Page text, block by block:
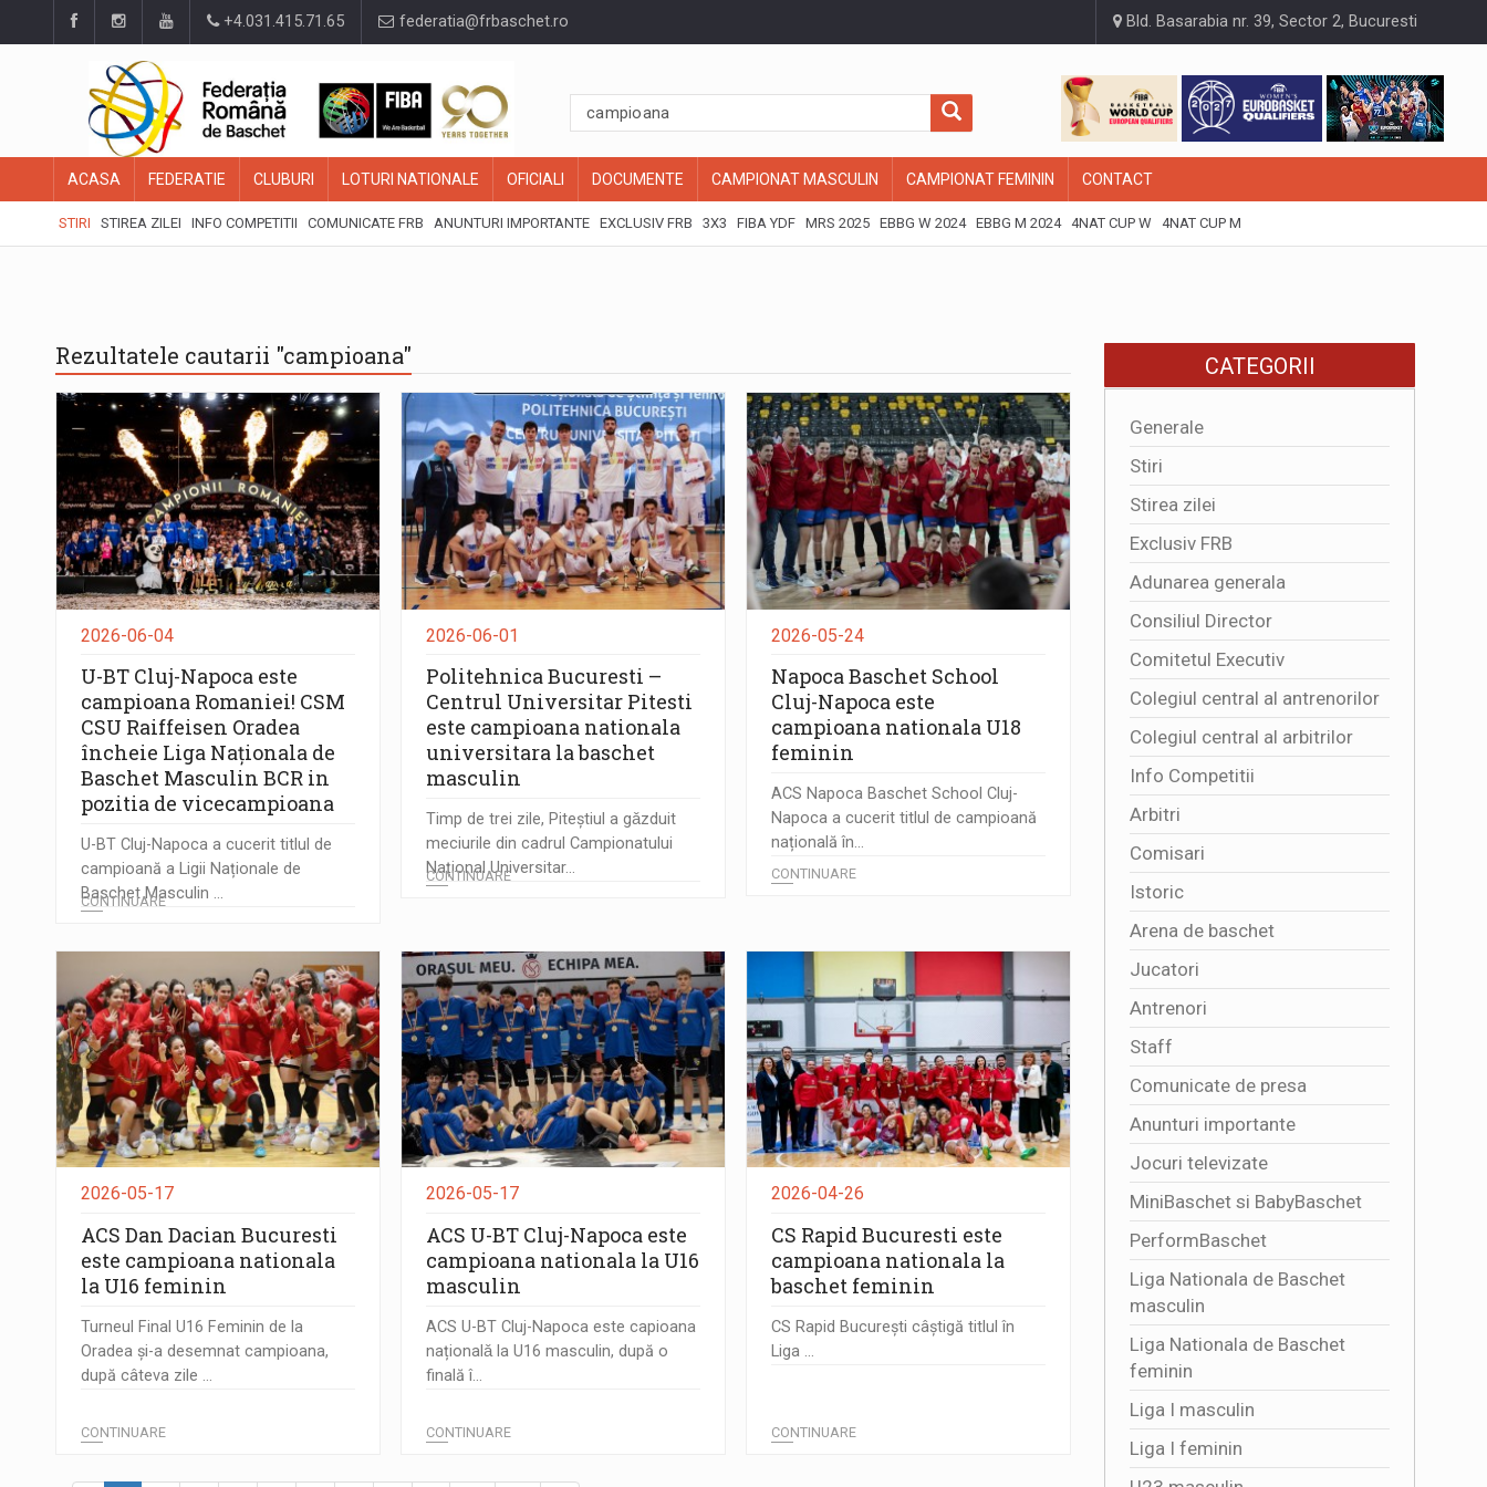
+4.031.415.71.65 federatia@frbaschet.ro Bld. Basarabia nr. 39, Sector 2, Bucuresti
ACASA FEDERATIE CLUBURI LOTURI NATIONALE OFICIALI DOCUMENTE CAMPIONAT MASCULIN CAMPIONAT FEMININ CONTACT
STIRI STIREA ZILEI INFO COMPETITII COMUNICATE FRB ANUNTURI IMPORTANTE EXCLUSIV FRB 3X3 FIBA YDF MRS 2025 EBBG W 2024 EBBG M 2024 4NAT CUP W 4NAT CUP M
Rezultatele cautarii "campioana"
2026-06-04
U-BT Cluj-Napoca este
campioana Romaniei! CSM
CSU Raiffeisen Oradea
încheie Liga Naționala de
Baschet Masculin BCR in
pozitia de vicecampioana
U-BT Cluj-Napoca a cucerit titlul de
campioană a Ligii Naționale de
Baschet Masculin ...
CONTINUARE
2026-06-01
Politehnica Bucuresti –
Centrul Universitar Pitesti
este campioana nationala
universitara la baschet
masculin
Timp de trei zile, Piteștiul a gǎzduit
meciurile din cadrul Campionatului
Național Universitar...
CONTINUARE
2026-05-24
Napoca Baschet School
Cluj-Napoca este
campioana nationala U18
feminin
ACS Napoca Baschet School Cluj-
Napoca a cucerit titlul de campioană
națională în...
CONTINUARE
2026-05-17
ACS Dan Dacian Bucuresti
este campioana nationala
la U16 feminin
Turneul Final U16 Feminin de la
Oradea și-a desemnat campioana,
după câteva zile ...
CONTINUARE
2026-05-17
ACS U-BT Cluj-Napoca este
campioana nationala la U16
masculin
ACS U-BT Cluj-Napoca este capioana
naționalǎ la U16 masculin, după o
finală î...
CONTINUARE
2026-04-26
CS Rapid Bucuresti este
campioana nationala la
baschet feminin
CS Rapid București câștigă titlul în
Liga ...
CONTINUARE
CATEGORII
Generale
Stiri
Stirea zilei
Exclusiv FRB
Adunarea generala
Consiliul Director
Comitetul Executiv
Colegiul central al antrenorilor
Colegiul central al arbitrilor
Info Competitii
Arbitri
Comisari
Istoric
Arena de baschet
Jucatori
Antrenori
Staff
Comunicate de presa
Anunturi importante
Jocuri televizate
MiniBaschet si BabyBaschet
PerformBaschet
Liga Nationala de Baschet
masculin
Liga Nationala de Baschet
feminin
Liga I masculin
Liga I feminin